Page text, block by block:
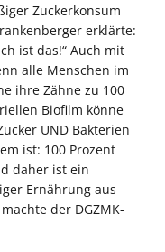
Zuckerkonsum
erklärte:
ist das!“ Auch mit
alle Menschen im
ihre Zähne zu 100
Biofilm könne
UND Bakterien
ist: 100 Prozent
daher ist ein
Ernährung aus
der DGZMK-